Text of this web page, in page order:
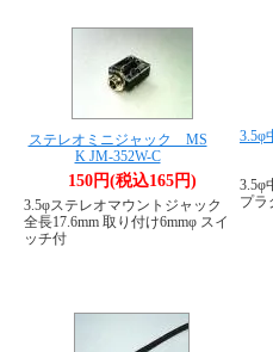
ステレオミニジャック MS
K JM-352W-C
150円(税込165円)
3.5φステレオマウントジャック
全長17.6mm 取り付け6mmφ スイ
ッチ付
3.5φ
3.5φ
プラ